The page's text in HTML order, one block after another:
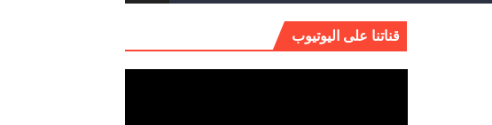
قناتنا على اليوتيوب